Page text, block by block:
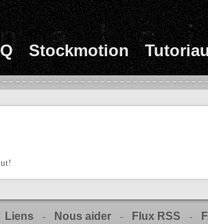
Stockmotion
Liens - Nous aider - Flux RSS -